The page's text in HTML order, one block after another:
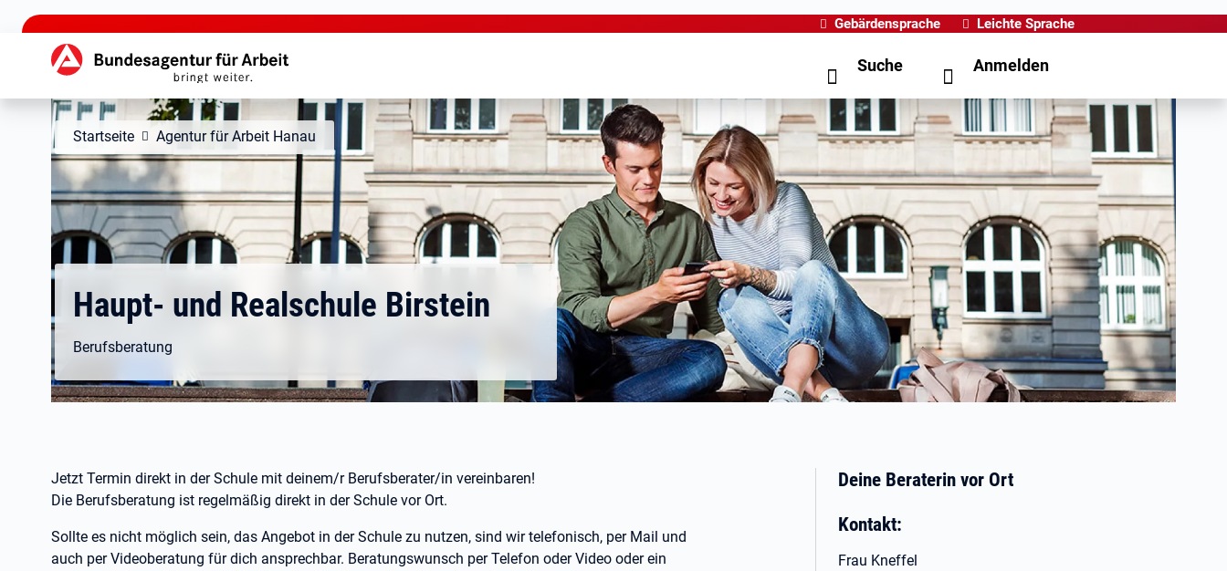
zu den Hauptinhalten springen
Gebärdensprache Leichte Sprache
Hauptnavigation Suche Anmelden
Startseite Agentur für Arbeit Hanau
Haupt- und Realschule Birstein
Berufsberatung
Jetzt Termin direkt in der Schule mit deinem/r Berufsberater/in vereinbaren!
Die Berufsberatung ist regelmäßig direkt in der Schule vor Ort.
Sollte es nicht möglich sein, das Angebot in der Schule zu nutzen, sind wir telefonisch, per Mail und
auch per Videoberatung für dich ansprechbar. Beratungswunsch per Telefon oder Video oder ein
Deine Beraterin vor Ort
Kontakt:
Frau Kneffel